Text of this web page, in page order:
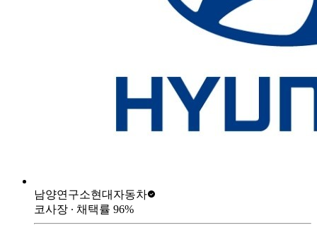
남양연구소현대자동차
코사장 ∙ 채택률 96%